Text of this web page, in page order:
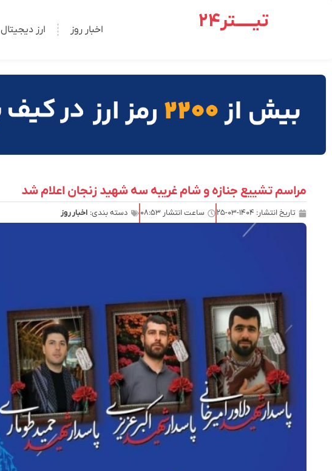
تیـــــتر24 اخبار روز ارز دیجیتال
مراسم تشییع جنازه و شام غریبه سه شهید زنجان اعلام شد
تاریخ انتشار: ۱۴۰۴-۰۳-۲۵ ساعت انتشار ۰۸:۵۳ دسته بندی: اخبار روز